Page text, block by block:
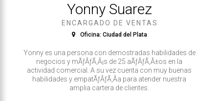
Yonny Suarez
ENCARGADO DE VENTAS
Oficina: Ciudad del Plata
Yonny es una persona con demostradas habilidades de
negocios y mÃƒÂƒÃ‚Â¡s de 25 aÃƒÂƒÃ‚Â±os en la
actividad comercial. A su vez cuenta con muy buenas
habilidades y empatÃƒÂƒÃ‚Â­a para atender nuestra
amplia cartera de clientes.